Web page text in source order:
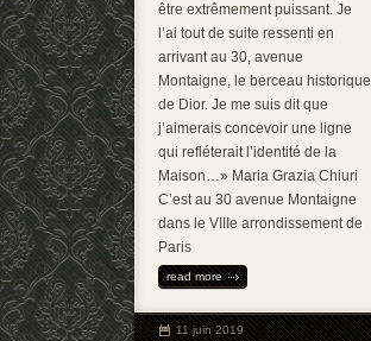
être extrêmement puissant. Je
l’ai tout de suite ressenti en
arrivant au 30, avenue
Montaigne, le berceau historique
de Dior. Je me suis dit que
j’aimerais concevoir une ligne
qui refléterait l’identité de la
Maison…» Maria Grazia Chiuri
C’est au 30 avenue Montaigne
dans le VIIIe arrondissement de
Paris
read more
11 juin 2019